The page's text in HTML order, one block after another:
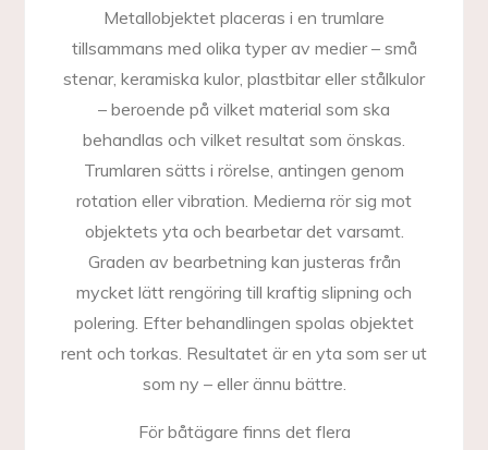
Metallobjektet placeras i en trumlare
tillsammans med olika typer av medier – små
stenar, keramiska kulor, plastbitar eller stålkulor
– beroende på vilket material som ska
behandlas och vilket resultat som önskas.
Trumlaren sätts i rörelse, antingen genom
rotation eller vibration. Medierna rör sig mot
objektets yta och bearbetar det varsamt.
Graden av bearbetning kan justeras från
mycket lätt rengöring till kraftig slipning och
polering. Efter behandlingen spolas objektet
rent och torkas. Resultatet är en yta som ser ut
som ny – eller ännu bättre.
För båtägare finns det flera